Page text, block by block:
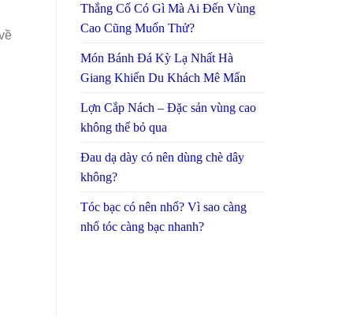
Thắng Cố Có Gì Mà Ai Đến Vùng
Cao Cũng Muốn Thử?
Món Bánh Đá Kỳ Lạ Nhất Hà
Giang Khiến Du Khách Mê Mẩn
Lợn Cắp Nách – Đặc sản vùng cao
không thể bỏ qua
Đau dạ dày có nên dùng chè dây
không?
Tóc bạc có nên nhổ? Vì sao càng
nhổ tóc càng bạc nhanh?